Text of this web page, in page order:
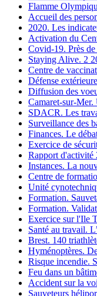
Flamme
Accueil des
2020. Les
Activation du
Covid-19. Près de
Staying Alive. 2
Centre de
Défense
Diffusion des
Camaret-sur-Mer.
SDACR. Les
Surveillance des
Finances. Le
Exercice de
Rapport d'activité
Instances. La
Centre de
Unité
Formation.
Formation.
Exercice sur l'Ile
Santé au travail.
Brest. 140
Hyménoptères.
Risque incendie.
Feu dans un
Accident sur la
Sauveteurs